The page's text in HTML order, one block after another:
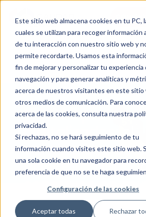
Este sitio web almacena cookies en tu PC,
cuales se utilizan para recoger información
de tu interacción con nuestro sitio web y
permite recordarte. Usamos esta
fin de mejorar y personalizar tu experiencia
navegación y para generar analíticas y
acerca de nuestros visitantes en este sitio
otros medios de comunicación. Para
acerca de las cookies, consulta nuestra
privacidad.
Si rechazas, no se hará seguimiento de tu
información cuando visites este sitio web.
una sola cookie en tu navegador para
preferencia de que no se te haga
Configuración de las cookies
Aceptar todas Rechazar
150.000
digitalizados: el
cambio que está
transformando
construcción
Antofagasta Minerals está